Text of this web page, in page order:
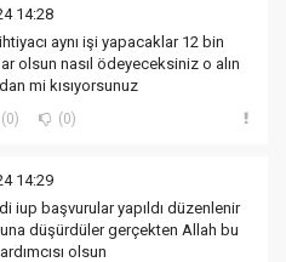
14:28
aynı işi yapacaklar 12 bin
olsun nasıl ödeyeceksiniz o alın
mi kısıyorsunuz
(0) (0)
14:29
iup başvurular yapıldı düzenlenir
düşürdüler gerçekten Allah bu
olsun